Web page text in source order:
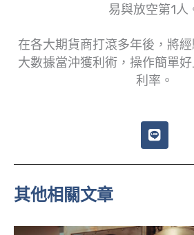
易與放空第1人
在各大期貨商打滾多年後，將
大數據當沖獲利術，操作簡單
利率。
L
i
e
其他相關文章